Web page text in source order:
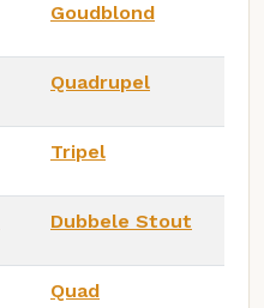
Goudblond
Quadrupel
Tripel
Dubbele Stout
Quad